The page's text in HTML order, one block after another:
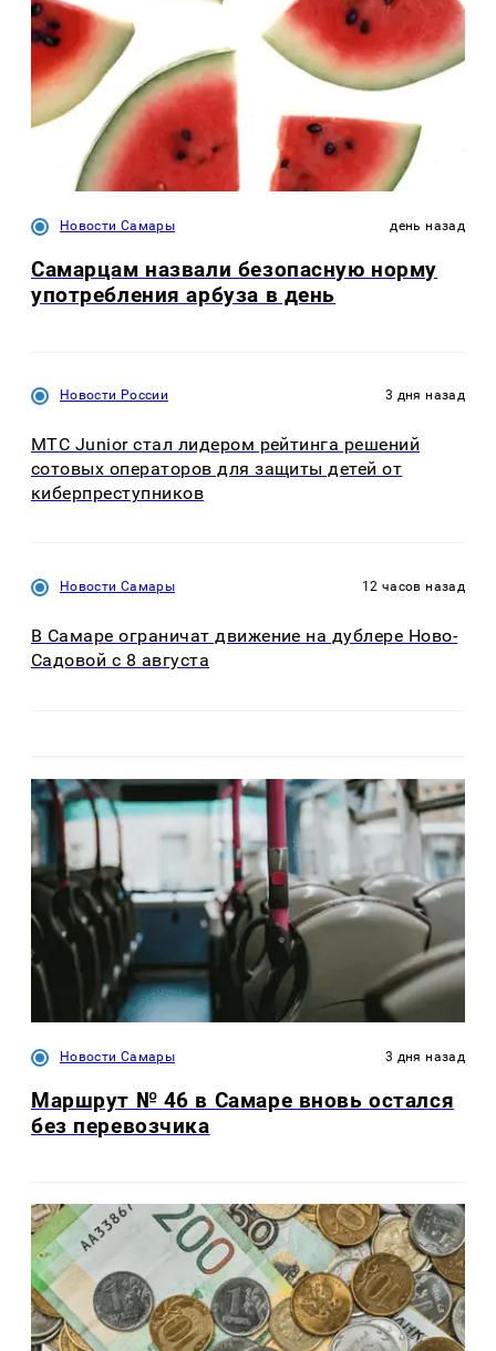
Новости Самары день назад
Самарцам назвали безопасную норму
употребления арбуза в день
Новости России 3 дня назад
МТС Junior стал лидером рейтинга решений
сотовых операторов для защиты детей от
киберпреступников
Новости Самары 12 часов назад
В Самаре ограничат движение на дублере Ново-
Садовой с 8 августа
Новости Самары 3 дня назад
Маршрут № 46 в Самаре вновь остался
без перевозчика